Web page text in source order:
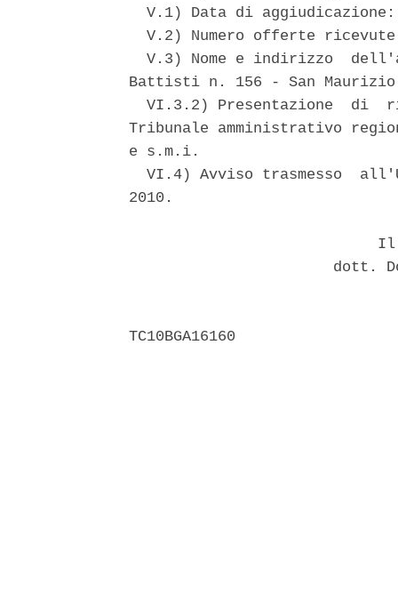
V.1) Data di
V.2) Numero offerte
V.3) Nome e indirizzo
Battisti n. 156 - San Maurizio
VI.3.2) Presentazione  di
Tribunale amministrativo
e s.m.i.
VI.4) Avviso trasmesso
2010.
dott.